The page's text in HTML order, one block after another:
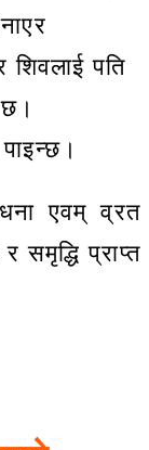
शिवलाई पति
एवम् व्रत
समृद्धि प्राप्त